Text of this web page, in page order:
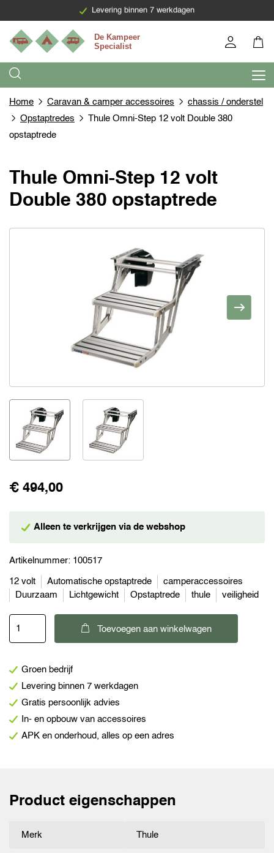
Levering binnen 7 werkdagen
Home Caravan & camper accessoires
chassis / onderstel
Opstaptredes
Thule Omni-Step 12 volt Double 380
opstaptrede
Thule Omni-Step 12 volt
Double 380 opstaptrede
€ 494,00
Alleen te verkrijgen via de webshop
Artikelnummer: 100517
12 volt Automatische opstaptrede
camperaccessoires
Duurzaam
Lichtgewicht Opstaptrede thule veiligheid
Omni-
12
volt
Double
380
opstaptrede
Toevoegen aan winkelwagen
Groen bedrijf
Levering binnen 7 werkdagen
Gratis persoonlijk advies
In- en opbouw van accessoires
APK en onderhoud, alles op een adres
Product eigenschappen
Merk Thule